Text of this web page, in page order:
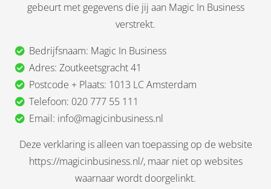
gebeurt met gegevens die jij aan Magic In Business
verstrekt.
Bedrijfsnaam: Magic In Business
Adres: Zoutkeetsgracht 41
Postcode + Plaats: 1013 LC Amsterdam
Telefoon: 020 777 55 111
Email: info@magicinbusiness.nl
Deze verklaring is alleen van toepassing op de website
https://magicinbusiness.nl/, maar niet op websites
waarnaar wordt doorgelinkt.
om
Ze
gebruikt
en
kan de